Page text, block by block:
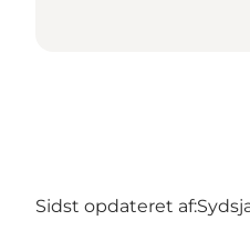
Sidst opdateret af: